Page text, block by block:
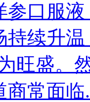
参口服
持续升
旺盛。
商常面